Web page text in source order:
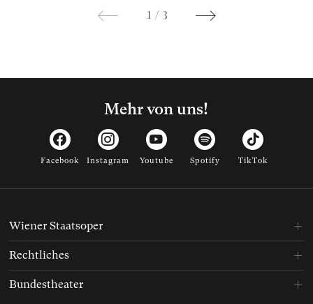
1 / 3
Mehr von uns!
Facebook Instagram Youtube Spotify TikTok
Wiener Staatsoper
Rechtliches
Bundestheater